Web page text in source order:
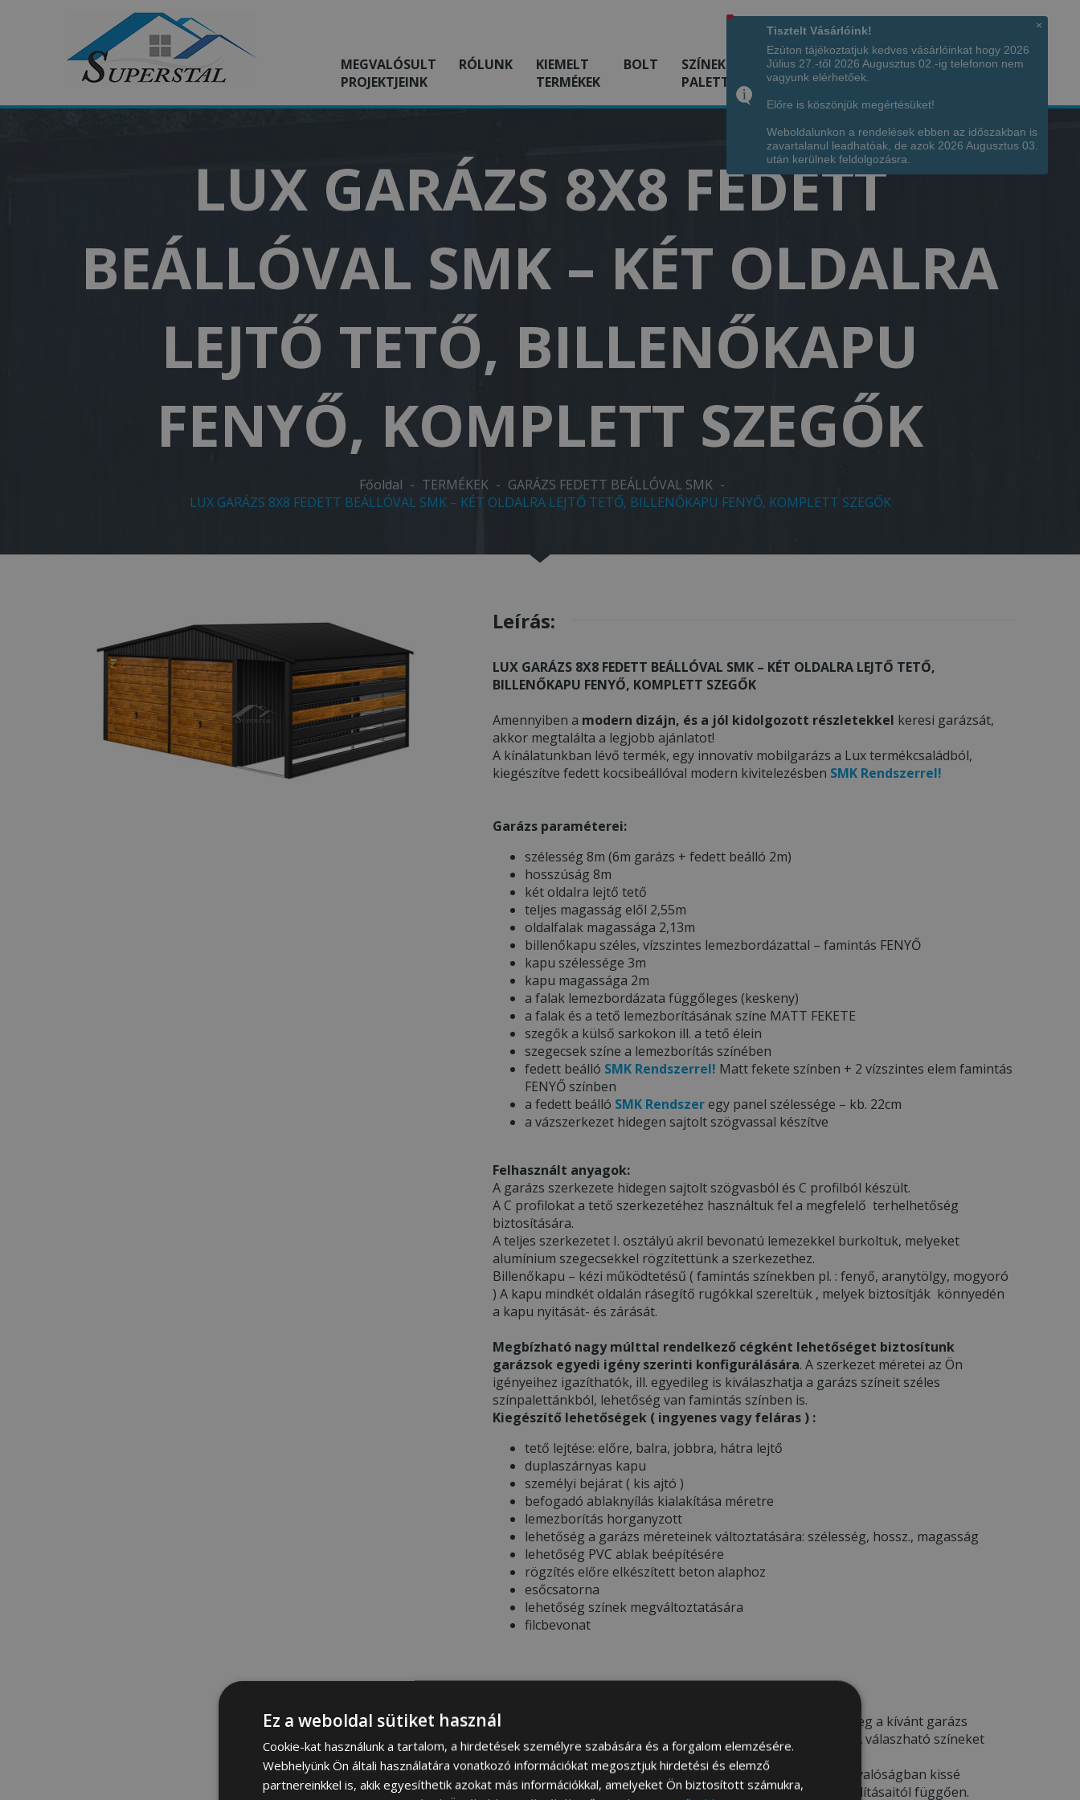
Hívjon minket!
MEGVALÓSULT
PROJEKTJEINK
RÓLUNK
KIEMELT
TERMÉKEK
BOLT
SZÍNEK
PALETTÁJA
KÉPGALÉRIA INFÓ ELÉRHETŐSÉG
LUX GARÁZS 8X8 FEDETT
BEÁLLÓVAL SMK – KÉT OLDALRA
LEJTŐ TETŐ, BILLENŐKAPU
FENYŐ, KOMPLETT SZEGŐK
Főoldal - TERMÉKEK - GARÁZS FEDETT BEÁLLÓVAL SMK -
LUX GARÁZS 8X8 FEDETT BEÁLLÓVAL SMK – KÉT OLDALRA LEJTŐ TETŐ, BILLENŐKAPU FENYŐ, KOMPLETT SZEGŐK
Leírás:
LUX GARÁZS 8X8 FEDETT BEÁLLÓVAL SMK – KÉT OLDALRA LEJTŐ TETŐ,
BILLENŐKAPU FENYŐ, KOMPLETT SZEGŐK
Amennyiben a modern dizájn, és a jól kidolgozott részletekkel keresi garázsát,
akkor megtalálta a legjobb ajánlatot!
A kínálatunkban lévő termék, egy innovatív mobilgarázs a Lux termékcsaládból,
kiegészítve fedett kocsibeállóval modern kivitelezésben SMK Rendszerrel!
Garázs paraméterei:
szélesség 8m (6m garázs + fedett beálló 2m)
hosszúság 8m
két oldalra lejtő tető
teljes magasság elől 2,55m
oldalfalak magassága 2,13m
billenőkapu széles, vízszintes lemezbordázattal – famintás FENYŐ
kapu szélessége 3m
kapu magassága 2m
a falak lemezbordázata függőleges (keskeny)
a falak és a tető lemezborításának színe MATT FEKETE
szegők a külső sarkokon ill. a tető élein
szegecsek színe a lemezborítás színében
fedett beálló SMK Rendszerrel! Matt fekete színben + 2 vízszintes elem famintás
FENYŐ színben
a fedett beálló SMK Rendszeregy panel szélessége – kb. 22cm
a vázszerkezet hidegen sajtolt szögvassal készítve
Felhasznált anyagok:
A garázs szerkezete hidegen sajtolt szögvasból és C profilból készült.
A C profilokat a tető szerkezetéhez használtuk fel a megfelelő terhelhetőség
biztosítására.
A teljes szerkezetet I. osztályú akril bevonatú lemezekkel burkoltuk, melyeket
alumínium szegecsekkel rögzítettünk a szerkezethez.
Billenőkapu – kézi működtetésű ( famintás színekben pl. : fenyő, aranytölgy, mogyoró
) A kapu mindkét oldalán rásegítő rugókkal szereltük , melyek biztosítják könnyedén
a kapu nyitását- és zárását.
Megbízható nagy múlttal rendelkező cégként lehetőséget biztosítunk
garázsok egyedi igény szerinti konfigurálására. A szerkezet méretei az Ön
igényeihez igazíthatók, ill. egyedileg is kiválaszhatja a garázs színeit széles
színpalettánkból, lehetőség van famintás színben is.
Kiegészítő lehetőségek ( ingyenes vagy feláras ) :
tető lejtése: előre, balra, jobbra, hátra lejtő
duplaszárnyas kapu
személyi bejárat ( kis ajtó )
befogadó ablaknyílás kialakítása méretre
lemezborítás horganyzott
lehetőség a garázs méreteinek változtatására: szélesség, hossz., magasság
lehetőség PVC ablak beépítésére
rögzítés előre elkészített beton alaphoz
esőcsatorna
lehetőség színek megváltoztatására
filcbevonat
Rendeléskor kérjük adja meg a kívánt garázs
színeire vonatkozó információt a megjegyzés rovatba. A válaszható színeket
megtekintheti aSZÍNEK PALETTÁJAmenü alatt.
A termékfotókon látható színekcsak illusztrációk
– a valóságban kissé
eltérhetnek a mobil eszköz / számítógép képernyő beállításaitól függően.
×
Tisztelt Vásárlóink!
Ezúton tájékoztatjuk kedves vásárlóinkat hogy 2026
Július 27.-től 2026 Augusztus 02.-ig telefonon nem
vagyunk elérhetőek.
Előre is köszönjük megértésüket!
Weboldalunkon a rendelések ebben az időszakban is
zavartalanul leadhatóak, de azok 2026 Augusztus 03.
után kerülnek feldolgozásra.
Ez a weboldal sütiket használ
Cookie-kat használunk a tartalom, a hirdetések személyre szabására és a forgalom elemzésére.
Webhelyünk Ön általi használatára vonatkozó információkat megosztjuk hirdetési és elemző
partnereinkkel is, akik egyesíthetik azokat más információkkal, amelyeket Ön biztosított számukra,